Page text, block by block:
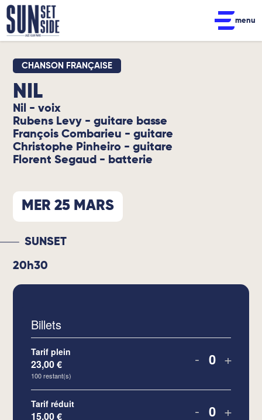
menu
CHANSON FRANÇAISE
NIL
Nil - voix
Rubens Levy - guitare basse
François Combarieu - guitare
Christophe Pinheiro - guitare
Florent Segaud - batterie
MER 25 MARS
SUNSET
20h30
Billets
Tarif plein
23,00€
100restant(s)
- Quantité
+
Tarif réduit
15,00€ - +